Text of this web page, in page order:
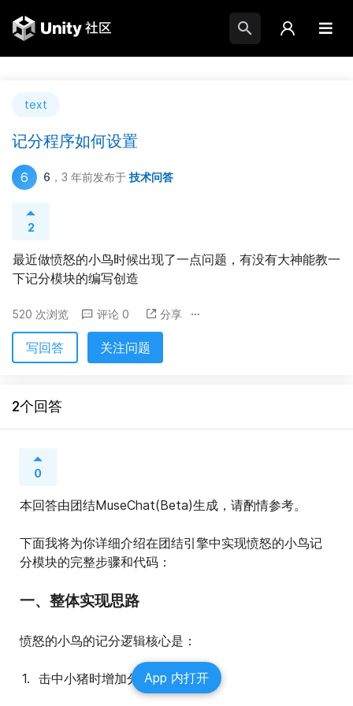
text
记分程序如何设置
6 6 ，3 年前发布于 技术问答
2
最近做愤怒的小鸟时候出现了一点问题，有没有大神能教一
下记分模块的编写创造
520 次浏览 评论 0 分享
写回答 关注问题
2个回答
0
本回答由团结MuseChat(Beta)生成，请酌情参考。
下面我将为你详细介绍在团结引擎中实现愤怒的小鸟记
分模块的完整步骤和代码：
一、整体实现思路
愤怒的小鸟的记分逻辑核心是：
击中小猪时增加分数App 内打开